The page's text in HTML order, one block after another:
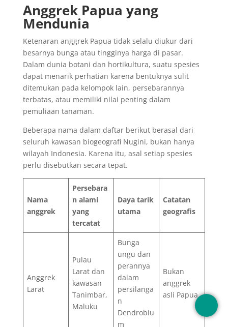
Anggrek Papua yang
Mendunia
Ketenaran anggrek Papua tidak selalu diukur dari
besarnya bunga atau tingginya harga di pasar.
Dalam dunia botani dan hortikultura, suatu spesies
dapat menarik perhatian karena bentuknya sulit
ditemukan pada kelompok lain, persebarannya
terbatas, atau memiliki nilai penting dalam
pemuliaan tanaman.
Beberapa nama dalam daftar berikut berasal dari
seluruh kawasan biogeografi Nugini, bukan hanya
wilayah Indonesia. Karena itu, asal setiap spesies
perlu disebutkan secara tepat.
Nama
anggrek
Persebara
n alami
yang
tercatat
Daya tarik
utama
Catatan
geografis
Anggrek
Larat
Pulau
Larat dan
kawasan
Tanimbar,
Maluku
Bunga
ungu dan
perannya
dalam
persilanga
n
Dendrobiu
m
Bukan
anggrek
asli Papua